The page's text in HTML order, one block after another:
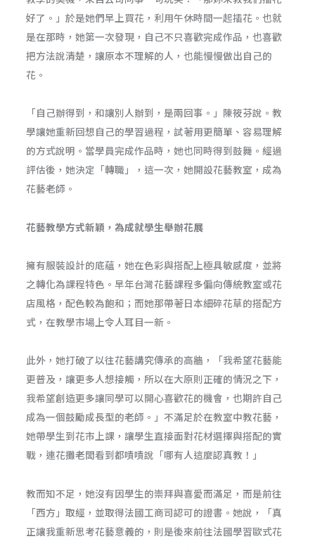
好了。」於是她們早上買花，利用午休時間一起插花。也就
是在那時，她第一次發現，自己不只喜歡完成作品，也喜歡
把方法說清楚，讓原本不理解的人，也能慢慢做出自己的
花。
「自己辦得到，和讓別人辦到，是兩回事。」陳筱芬說。教
學讓她重新回想自己的學習過程，試著用更簡單、容易理解
的方式說明。當學員完成作品時，她也同時得到鼓舞。經過
評估後，她決定「轉職」，這一次，她開設花藝教室，成為
花藝老師。
花藝教學方式新穎，為成就學生舉辦花展
擁有服裝設計的底蘊，她在色彩與搭配上極具敏感度，並將
之轉化為課程特色。早年台灣花藝課程多偏向傳統教室或花
店風格，配色較為飽和；而她那帶著日本細碎花草的搭配方
式，在教學市場上令人耳目一新。
此外，她打破了以往花藝講究傳承的高牆，「我希望花藝能
更普及，讓更多人想接觸，所以在大原則正確的情況之下，
我希望創造更多讓同學可以開心喜歡花的機會，也期許自己
成為一個鼓勵成長型的老師。」不滿足於在教室中教花藝，
她帶學生到花市上課，讓學生直接面對花材選擇與搭配的實
戰，連花攤老闆看到都嘖嘖說「哪有人這麼認真教！」
教而知不足，她沒有因學生的崇拜與喜愛而滿足，而是前往
「西方」取經，並取得法國工商司認可的證書。她說，「真
正讓我重新思考花藝意義的，則是後來前往法國學習歐式花